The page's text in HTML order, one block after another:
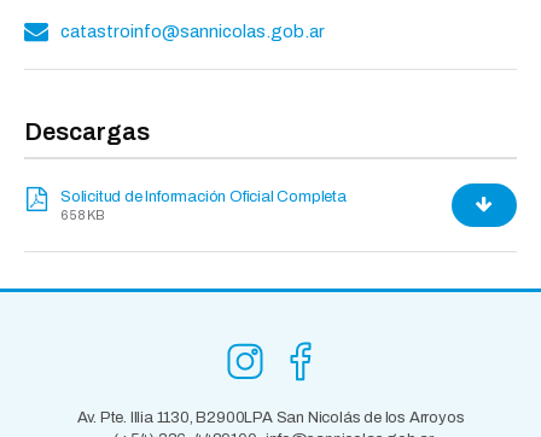
catastroinfo@sannicolas.gob.ar
Descargas
Solicitud de Información Oficial Completa
658 KB
Av. Pte. Illia 1130, B2900LPA San Nicolás de los Arroyos